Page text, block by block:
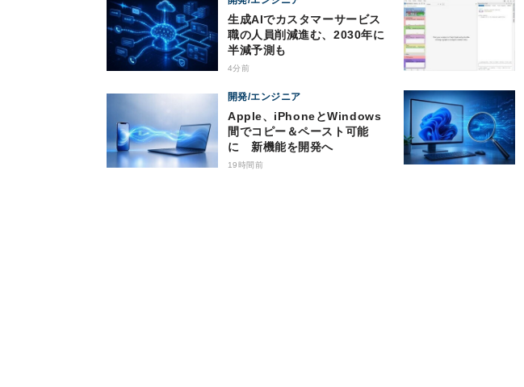
生成AIでカスタマーサービス
職の人員削減進む、2030年に
半減予測も
4分前
開発/エンジニア
Apple、iPhoneとWindows
間でコピー＆ペースト可能
に 新機能を開発へ
19時間前